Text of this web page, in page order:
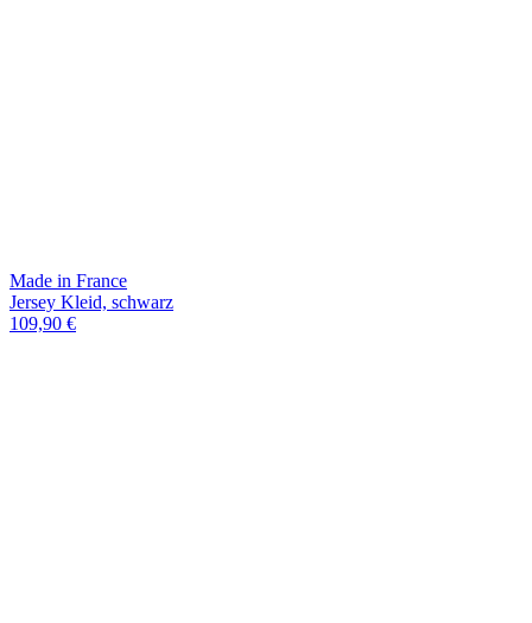
Made in France
Jersey Kleid, schwarz
109,90 €